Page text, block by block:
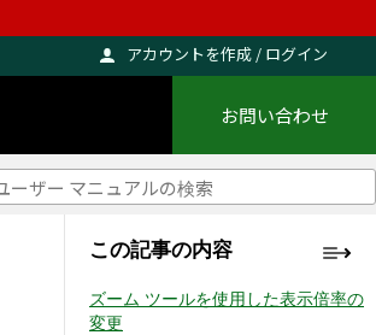
アカウントを作成 / ログイン
お問い合わせ
この記事の内容
ズーム ツールを使用した表示倍率の
変更